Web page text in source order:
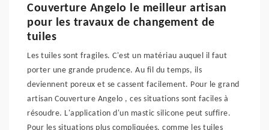
Couverture Angelo le meilleur artisan
pour les travaux de changement de
tuiles
Les tuiles sont fragiles. C'est un matériau auquel il faut
porter une grande prudence. Au fil du temps, ils
deviennent poreux et se cassent facilement. Pour le grand
artisan Couverture Angelo , ces situations sont faciles à
résoudre. L'application d'un mastic silicone peut suffire.
Pour les situations plus compliquées, comme les tuiles